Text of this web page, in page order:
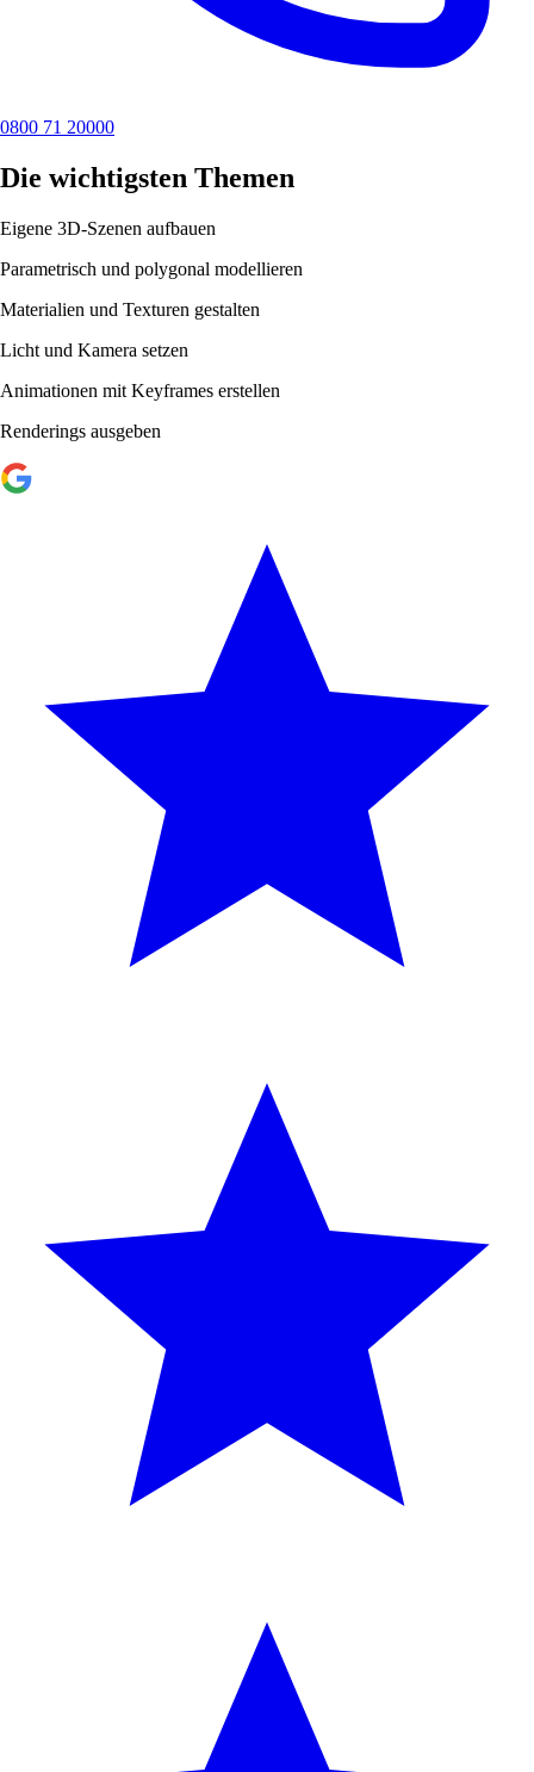
0800 71 20000
Die wichtigsten Themen
Eigene 3D-Szenen aufbauen
Parametrisch und polygonal modellieren
Materialien und Texturen gestalten
Licht und Kamera setzen
Animationen mit Keyframes erstellen
Renderings ausgeben